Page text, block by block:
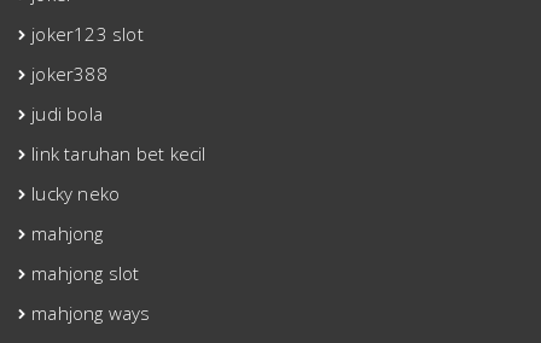
joker123 slot
joker388
judi bola
link taruhan bet kecil
lucky neko
mahjong
mahjong slot
mahjong ways